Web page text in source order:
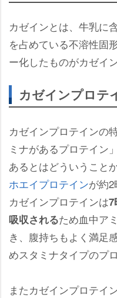
カゼインとは、牛乳に
を占めている不溶性固
ー化したものがカゼイ
カゼインプロテ
カゼインプロテインの
ミナがあるプロテイン
あるとはどういうこと
ホエイプロテインが約2
カゼインプロテインは7
吸収されるため血中ア
き、腹持ちもよく満足
めスタミナタイプのプ
またカゼインプロテイ